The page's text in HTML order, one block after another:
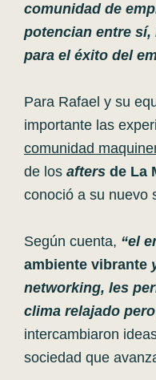
comunidad de
potencian entre
para el éxito del
Para Rafael y su
importante las
comunidad
de los afters de La
conoció a su nuevo
Según cuenta, “el
ambiente vibrante
networking, les
clima relajado
intercambiaron
sociedad que